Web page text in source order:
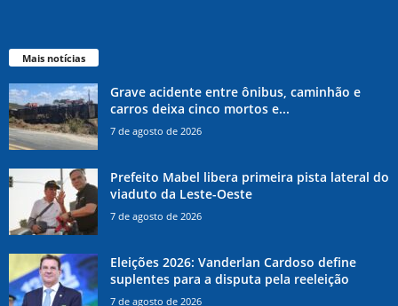
Mais notícias
Grave acidente entre ônibus, caminhão e
carros deixa cinco mortos e...
7 de agosto de 2026
Prefeito Mabel libera primeira pista lateral do
viaduto da Leste-Oeste
7 de agosto de 2026
Eleições 2026: Vanderlan Cardoso define
suplentes para a disputa pela reeleição
7 de agosto de 2026